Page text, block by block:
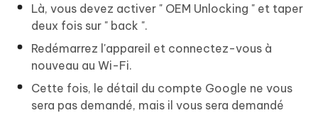
Là, vous devez activer " OEM Unlocking " et taper
deux fois sur " back ".
Redémarrez l'appareil et connectez-vous à
nouveau au Wi-Fi.
Cette fois, le détail du compte Google ne vous
sera pas demandé, mais il vous sera demandé